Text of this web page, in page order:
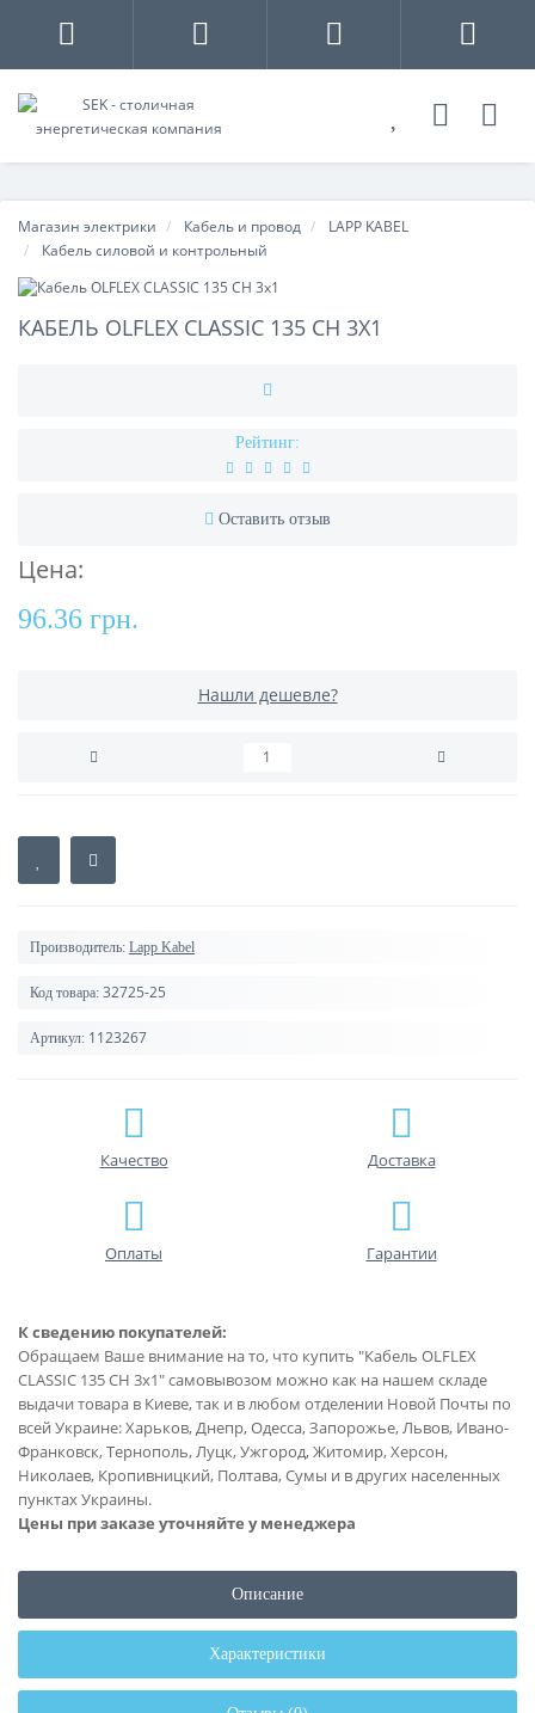
Магазин электрики Кабель и провод
LAPP KABEL
Кабель силовой и контрольный
КАБЕЛЬ OLFLEX CLASSIC 135 CH 3X1
Рейтинг:
Оставить отзыв
Цена:
96.36 грн.
Нашли дешевле?
Производитель: Lapp Kabel
Код товара: 32725-25
Артикул: 1123267
Качество Доставка
Оплаты Гарантии
К сведению покупателей:
Обращаем Ваше внимание на то, что купить "Кабель OLFLEX
CLASSIC 135 CH 3x1" самовывозом можно как на нашем складе
выдачи товара в Киеве, так и в любом отделении Новой Почты по
всей Украине: Харьков, Днепр, Одесса, Запорожье, Львов, Ивано-
Франковск, Тернополь, Луцк, Ужгород, Житомир, Херсон,
Николаев, Кропивницкий, Полтава, Сумы и в других населенных
пунктах Украины.
Цены при заказе уточняйте у менеджера
Описание
Характеристики